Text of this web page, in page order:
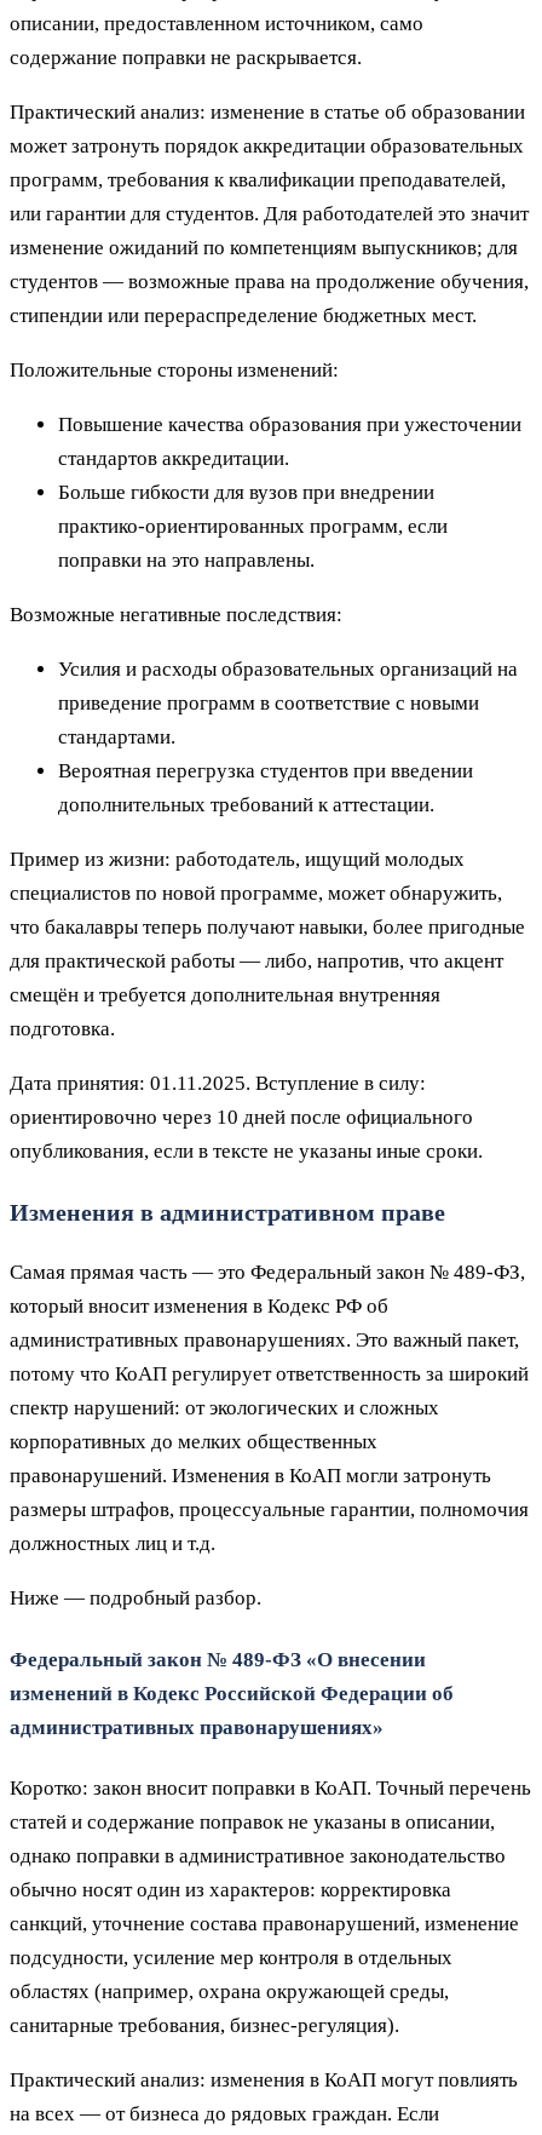
описании, предоставленном источником, само
содержание поправки не раскрывается.
Практический анализ: изменение в статье об образовании
может затронуть порядок аккредитации образовательных
программ, требования к квалификации преподавателей,
или гарантии для студентов. Для работодателей это значит
изменение ожиданий по компетенциям выпускников; для
студентов — возможные права на продолжение обучения,
стипендии или перераспределение бюджетных мест.
Положительные стороны изменений:
Повышение качества образования при ужесточении
стандартов аккредитации.
Больше гибкости для вузов при внедрении
практико‑ориентированных программ, если
поправки на это направлены.
Возможные негативные последствия:
Усилия и расходы образовательных организаций на
приведение программ в соответствие с новыми
стандартами.
Вероятная перегрузка студентов при введении
дополнительных требований к аттестации.
Пример из жизни: работодатель, ищущий молодых
специалистов по новой программе, может обнаружить,
что бакалавры теперь получают навыки, более пригодные
для практической работы — либо, напротив, что акцент
смещён и требуется дополнительная внутренняя
подготовка.
Дата принятия: 01.11.2025. Вступление в силу:
ориентировочно через 10 дней после официального
опубликования, если в тексте не указаны иные сроки.
Изменения в административном праве
Самая прямая часть — это Федеральный закон № 489‑ФЗ,
который вносит изменения в Кодекс РФ об
административных правонарушениях. Это важный пакет,
потому что КоАП регулирует ответственность за широкий
спектр нарушений: от экологических и сложных
корпоративных до мелких общественных
правонарушений. Изменения в КоАП могли затронуть
размеры штрафов, процессуальные гарантии, полномочия
должностных лиц и т.д.
Ниже — подробный разбор.
Федеральный закон № 489‑ФЗ «О внесении
изменений в Кодекс Российской Федерации об
административных правонарушениях»
Коротко: закон вносит поправки в КоАП. Точный перечень
статей и содержание поправок не указаны в описании,
однако поправки в административное законодательство
обычно носят один из характеров: корректировка
санкций, уточнение состава правонарушений, изменение
подсудности, усиление мер контроля в отдельных
областях (например, охрана окружающей среды,
санитарные требования, бизнес‑регуляция).
Практический анализ: изменения в КоАП могут повлиять
на всех — от бизнеса до рядовых граждан. Если